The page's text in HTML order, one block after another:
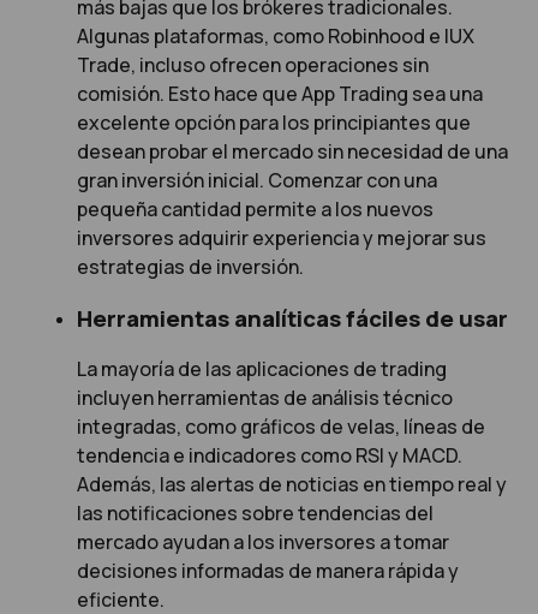
más bajas que los brókeres tradicionales.
Algunas plataformas, como Robinhood e IUX
Trade, incluso ofrecen operaciones sin
comisión. Esto hace que App Trading sea una
excelente opción para los principiantes que
desean probar el mercado sin necesidad de una
gran inversión inicial. Comenzar con una
pequeña cantidad permite a los nuevos
inversores adquirir experiencia y mejorar sus
estrategias de inversión.
Herramientas analíticas fáciles de usar
La mayoría de las aplicaciones de trading
incluyen herramientas de análisis técnico
integradas, como gráficos de velas, líneas de
tendencia e indicadores como RSI y MACD.
Además, las alertas de noticias en tiempo real y
las notificaciones sobre tendencias del
mercado ayudan a los inversores a tomar
decisiones informadas de manera rápida y
eficiente.